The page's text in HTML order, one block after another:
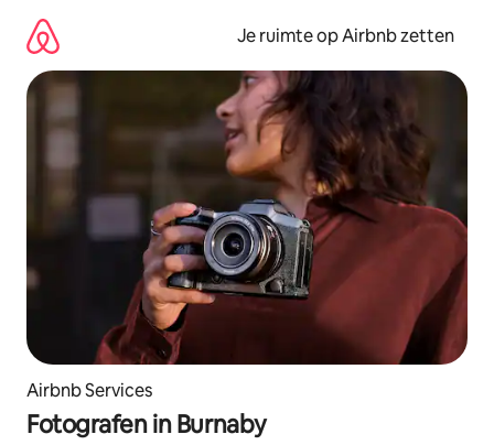
direct
naar
inhoud
Je ruimte op Airbnb zetten
Airbnb Services
Fotografen in Burnaby